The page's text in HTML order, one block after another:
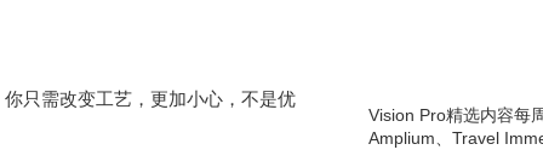
只需改变工艺，更加小心，不是优
Vision Pro精选内容每
Amplium、Travel